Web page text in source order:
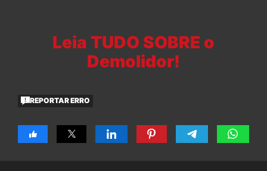
Leia TUDO SOBRE o
Demolidor!
REPORTAR ERRO